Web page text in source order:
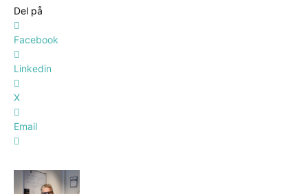
Del på
Facebook
Linkedin
X
Email